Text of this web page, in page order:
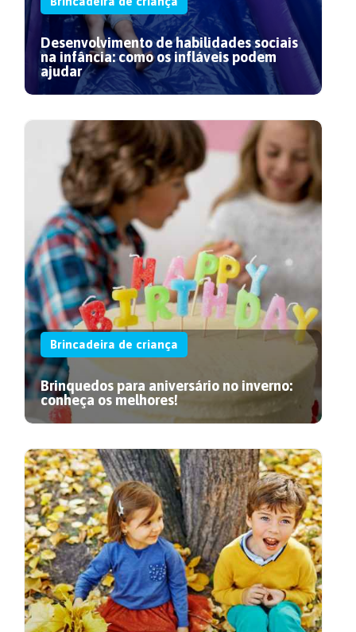
Desenvolvimento de habilidades sociais
na infância: como os infláveis podem
ajudar
Brincadeira de criança
Brinquedos para aniversário no inverno:
conheça os melhores!